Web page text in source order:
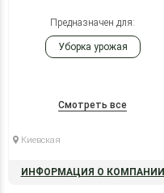
Предназначен для:
Уборка урожая
Смотреть все
Киевская
ИНФОРМАЦИЯ О КОМПАНИИ